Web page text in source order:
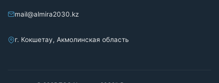
mail@almira2030.kz
г. Кокшетау, Акмолинская область